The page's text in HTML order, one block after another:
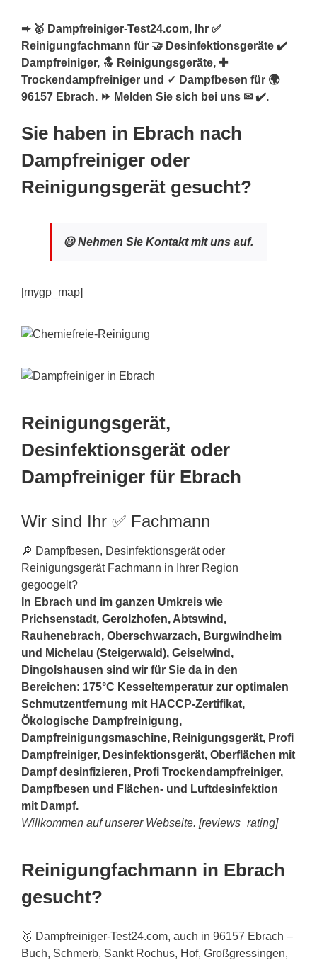
➨ 🥇 Dampfreiniger-Test24.com, Ihr ✅
Reinigungfachmann für 🤝 Desinfektionsgeräte ✔️
Dampfreiniger, 🔝 Reinigungsgeräte, ✚
Trockendampfreiniger und ✓ Dampfbesen für 🌍
96157 Ebrach. ⏩ Melden Sie sich bei uns ✉ ✔️.
Sie haben in Ebrach nach
Dampfreiniger oder
Reinigungsgerät gesucht?
😃 Nehmen Sie Kontakt mit uns auf.
[mygp_map]
Reinigungsgerät,
Desinfektionsgerät oder
Dampfreiniger für Ebrach
Wir sind Ihr ✅ Fachmann
🔎 Dampfbesen, Desinfektionsgerät oder
Reinigungsgerät Fachmann in Ihrer Region
gegoogelt?
In Ebrach und im ganzen Umkreis wie
Prichsenstadt, Gerolzhofen, Abtswind,
Rauhenebrach, Oberschwarzach, Burgwindheim
und Michelau (Steigerwald), Geiselwind,
Dingolshausen sind wir für Sie da in den
Bereichen: 175°C Kesseltemperatur zur optimalen
Schmutzentfernung mit HACCP-Zertifikat,
Ökologische Dampfreinigung,
Dampfreinigungsmaschine, Reinigungsgerät, Profi
Dampfreiniger, Desinfektionsgerät, Oberflächen mit
Dampf desinfizieren, Profi Trockendampfreiniger,
Dampfbesen und Flächen- und Luftdesinfektion
mit Dampf.
Willkommen auf unserer Webseite. [reviews_rating]
Reinigungfachmann in Ebrach
gesucht?
🥇 Dampfreiniger-Test24.com, auch in 96157 Ebrach –
Buch, Schmerb, Sankt Rochus, Hof, Großgressingen,